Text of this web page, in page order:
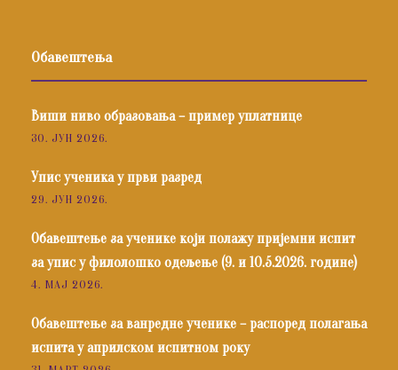
Обавештења
Виши ниво образовања – пример уплатнице
30. ЈУН 2026.
Упис ученика у први разред
29. ЈУН 2026.
Обавештење за ученике који полажу пријемни испит
за упис у филолошко одељење (9. и 10.5.2026. године)
4. МАЈ 2026.
Обавештење за ванредне ученике – распоред полагања
испита у априлском испитном року